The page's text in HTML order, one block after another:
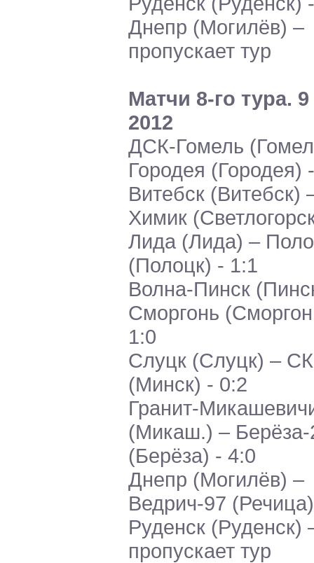
Днепр (Могилёв) –
пропускает тур
Матчи 8-го тура.
2012
ДСК-Гомель
Городея (Городея)
Витебск (Витебск)
Химик
Лида (Лида) –
(Полоцк) - 1:1
Волна-Пинск
Сморгонь
1:0
Слуцк (Слуцк) –
(Минск) - 0:2
Гранит-
(Микаш.) – Берёза-
(Берёза) - 4:0
Днепр (Могилёв) –
Ведрич-97
Руденск (Руденск)
пропускает тур